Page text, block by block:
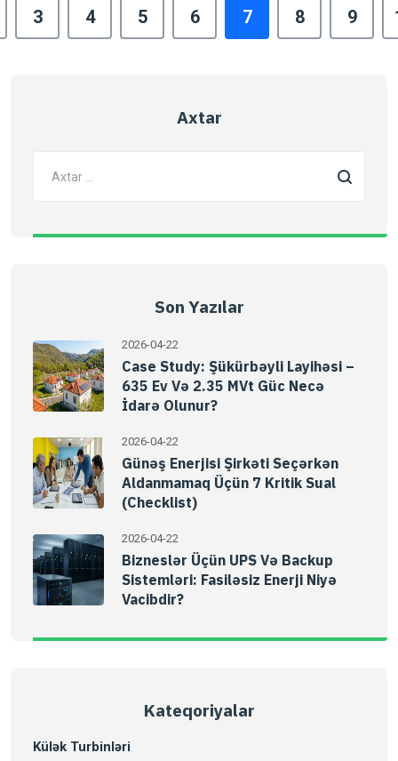
3 4 5 6 7 8 9
Axtar
Son Yazılar
2026-04-22
Case Study: Şükürbəyli Layihəsi –
635 Ev Və 2.35 MVt Güc Necə
İdarə Olunur?
2026-04-22
Günəş Enerjisi Şirkəti Seçərkən
Aldanmamaq Üçün 7 Kritik Sual
(Checklist)
2026-04-22
Bizneslər Üçün UPS Və Backup
Sistemləri: Fasiləsiz Enerji Niyə
Vacibdir?
Kateqoriyalar
Külək Turbinləri